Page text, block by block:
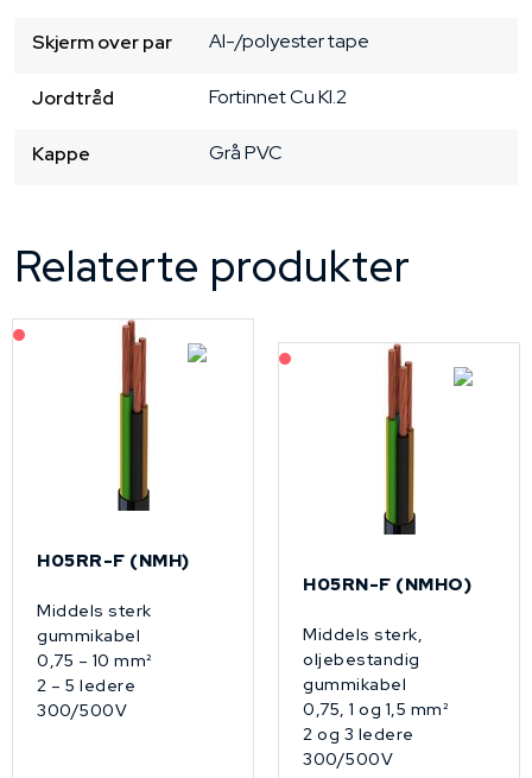
Skjerm over par Al-/polyester tape
Jordtråd Fortinnet CuKl.2
Kappe GråPVC
Relaterte produkter
På forespørsel
H05RR-F (NMH)
Middels sterk
gummikabel
0,75 – 10 mm²
2 – 5 ledere
300/500V
På forespørsel
H05RN-F (NMHO)
Middels sterk,
oljebestandig
gummikabel
0,75, 1 og 1,5 mm²
2 og 3 ledere
300/500V